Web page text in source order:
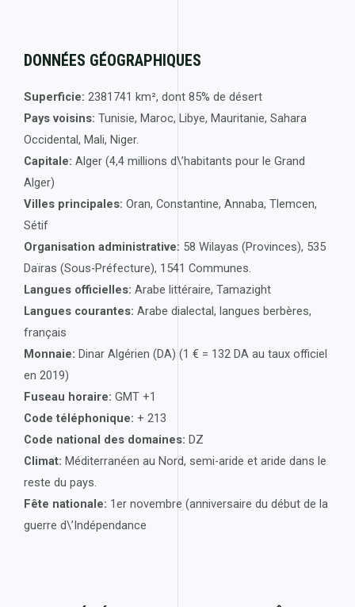
DONNÉES GÉOGRAPHIQUES
Superficie: 2381741 km², dont 85% de désert
Pays voisins: Tunisie, Maroc, Libye, Mauritanie, Sahara
Occidental, Mali, Niger.
Capitale: Alger (4,4 millions d\’habitants pour le Grand
Alger)
Villes principales: Oran, Constantine, Annaba, Tlemcen,
Sétif
Organisation administrative: 58 Wilayas (Provinces), 535
Daïras (Sous-Préfecture), 1541 Communes.
Langues officielles: Arabe littéraire, Tamazight
Langues courantes: Arabe dialectal, langues berbères,
français
Monnaie: Dinar Algérien (DA) (1 € = 132 DA au taux officiel
en 2019)
Fuseau horaire: GMT +1
Code téléphonique: + 213
Code national des domaines: DZ
Climat: Méditerranéen au Nord, semi-aride et aride dans le
reste du pays.
Fête nationale: 1er novembre (anniversaire du début de la
guerre d\’Indépendance